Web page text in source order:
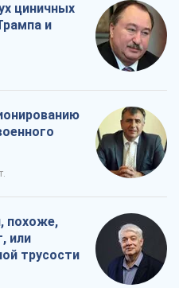
циничных
и
похоже,
или
трусости